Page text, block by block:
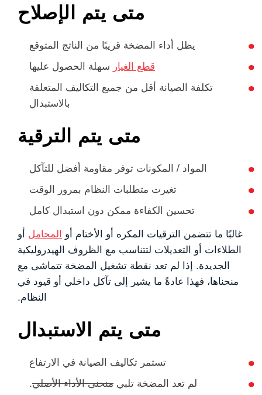
متى يتم الإصلاح
يظل أداء المضخة قريبًا من الناتج المتوقع
قطع الغيار سهلة الحصول عليها
تكلفة الصيانة أقل من جميع التكاليف المتعلقة
بالاستبدال
متى يتم الترقية
المواد / المكونات توفر مقاومة أفضل للتآكل
تغيرت متطلبات النظام بمرور الوقت
تحسين الكفاءة ممكن دون استبدال كامل
غالبًا ما تتضمن الترقيات المكره أو الأختام أو المحامل أو
الطلاءات أو التعديلات لتتناسب مع الظروف الهيدروليكية
الجديدة. إذا لم تعد نقطة تشغيل المضخة تتماشى مع
منحناها، فهذا عادةً ما يشير إلى تآكل داخلي أو قيود في
النظام.
متى يتم الاستبدال
تستمر تكاليف الصيانة في الارتفاع
لم تعد المضخة تلبي منحنى الأداء الأصلي.